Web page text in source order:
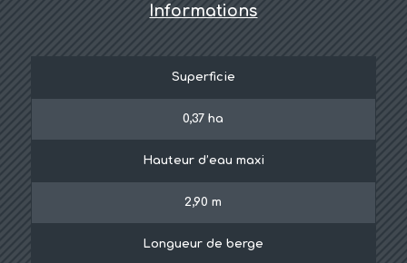
Informations
Superficie
0,37 ha
Hauteur d’eau maxi
2,90 m
Longueur de berge